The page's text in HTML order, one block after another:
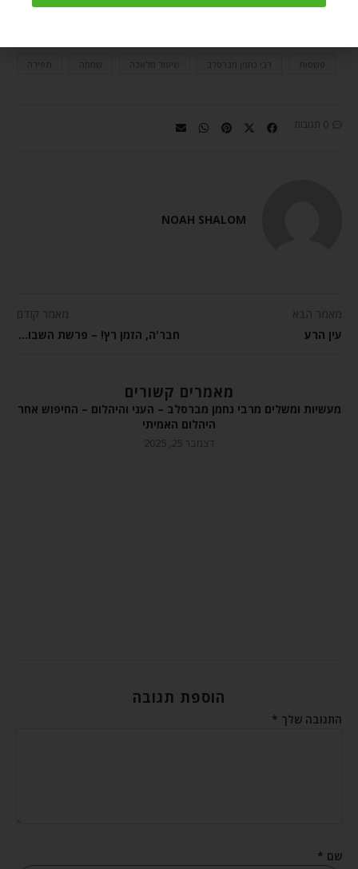
אמונה הצלחה חיים מאושרים מעשה מחכם ותם
פשטות רבי נחמן מברסלב שיעור מלאכה תפירה
0 תגובות
NOAH SHALOM
מאמר הבא
עין הרע
מאמר קודם
חבר'ה, הזמן רץ! – פרשת השבוע משפטים שבת שקלים
מאמרים קשורים
מעשיות ומשלים מרבי נחמן מברסלב – העני והיהלום – החיפוש אחר
היהלום האמיתי
דצמבר 25, 2025
הוספת תגובה
התגובה שלך *
שם *